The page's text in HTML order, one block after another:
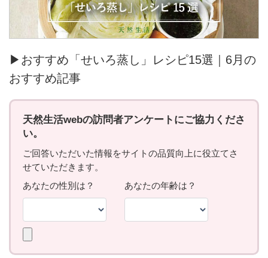
▶おすすめ「せいろ蒸し」レシピ15選｜6月の
おすすめ記事